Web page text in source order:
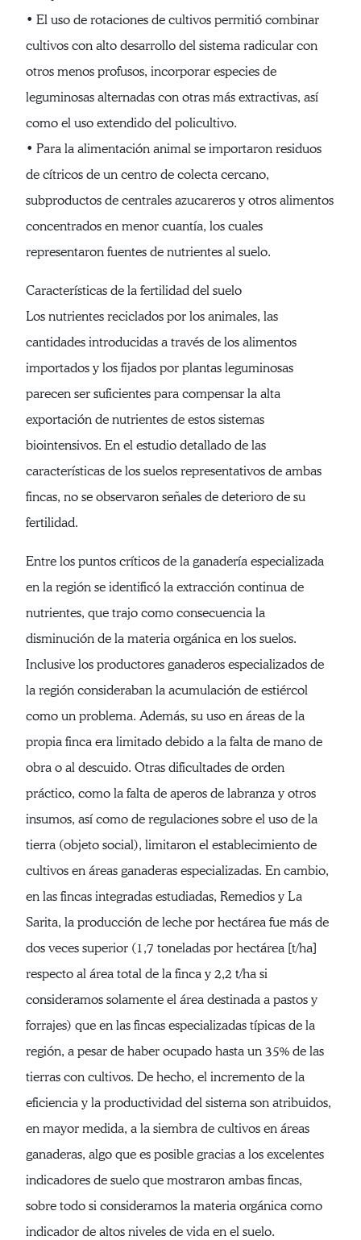
• El uso de rotaciones de cultivos permitió combinar
cultivos con alto desarrollo del sistema radicular con
otros menos profusos, incorporar especies de
leguminosas alternadas con otras más extractivas, así
como el uso extendido del policultivo.
• Para la alimentación animal se importaron residuos
de cítricos de un centro de colecta cercano,
subproductos de centrales azucareros y otros alimentos
concentrados en menor cuantía, los cuales
representaron fuentes de nutrientes al suelo.
Características de la fertilidad del suelo
Los nutrientes reciclados por los animales, las
cantidades introducidas a través de los alimentos
importados y los fijados por plantas leguminosas
parecen ser suficientes para compensar la alta
exportación de nutrientes de estos sistemas
biointensivos. En el estudio detallado de las
características de los suelos representativos de ambas
fincas, no se observaron señales de deterioro de su
fertilidad.
Entre los puntos críticos de la ganadería especializada
en la región se identificó la extracción continua de
nutrientes, que trajo como consecuencia la
disminución de la materia orgánica en los suelos.
Inclusive los productores ganaderos especializados de
la región consideraban la acumulación de estiércol
como un problema. Además, su uso en áreas de la
propia finca era limitado debido a la falta de mano de
obra o al descuido. Otras dificultades de orden
práctico, como la falta de aperos de labranza y otros
insumos, así como de regulaciones sobre el uso de la
tierra (objeto social), limitaron el establecimiento de
cultivos en áreas ganaderas especializadas. En cambio,
en las fincas integradas estudiadas, Remedios y La
Sarita, la producción de leche por hectárea fue más de
dos veces superior (1,7 toneladas por hectárea [t/ha]
respecto al área total de la finca y 2,2 t/ha si
consideramos solamente el área destinada a pastos y
forrajes) que en las fincas especializadas típicas de la
región, a pesar de haber ocupado hasta un 35% de las
tierras con cultivos. De hecho, el incremento de la
eficiencia y la productividad del sistema son atribuidos,
en mayor medida, a la siembra de cultivos en áreas
ganaderas, algo que es posible gracias a los excelentes
indicadores de suelo que mostraron ambas fincas,
sobre todo si consideramos la materia orgánica como
indicador de altos niveles de vida en el suelo.